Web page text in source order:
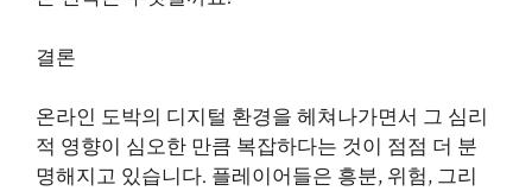
결론
온라인 도박의 디지털 환경을 헤쳐나가면서 그 심리
적 영향이 심오한 만큼 복잡하다는 것이 점점 더 분
명해지고 있습니다. 플레이어들은 흥분, 위험, 그리